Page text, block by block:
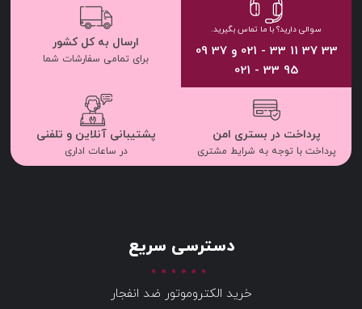
سوالی دارید؟ با ما تماس بگیرید.
33 37 11 33 - 021 و 37 09
95 33 - 021
ارسال به کل کشور
برای تمامی سفارشات شما
پرداخت در بستری امن
پرداخت با توجه به شرایط مشتری
پشتیبانی آنلاین و تلفنی
در ساعات اداری
دسترسی سریع
خرید الکتروموتور ضد انفجار